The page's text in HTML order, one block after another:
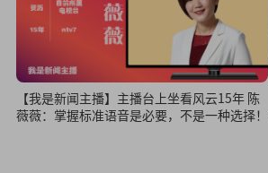
【我是新闻主播】主播台上坐看风云15年 陈
薇薇：掌握标准语音是必要，不是一种选择！